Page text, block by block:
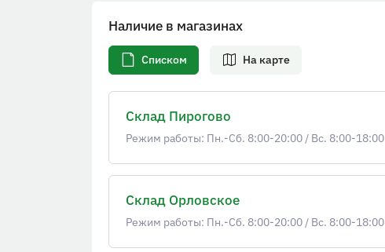
Наличие в магазинах
Списком На карте
Склад Пирогово
Режим работы: Пн.-Сб. 8:00-20:00 / Вс. 8:00-18:00
Склад Орловское
Режим работы: Пн.-Сб. 8:00-20:00 / Вс. 8:00-18:00